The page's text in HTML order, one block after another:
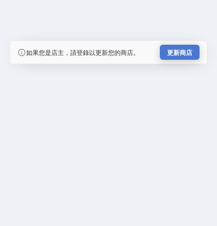
如果您是店主，請登錄以更新您的商店。 更新商店